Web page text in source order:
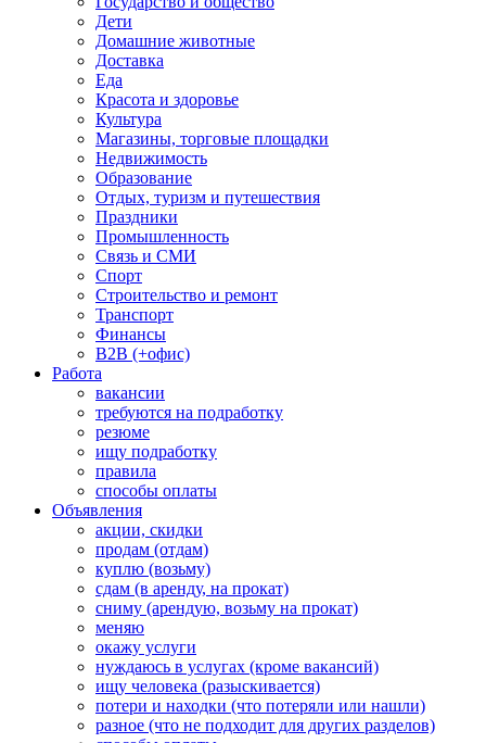
Дети
Домашние животные
Доставка
Еда
Красота и здоровье
Культура
Магазины, торговые площадки
Недвижимость
Образование
Отдых, туризм и путешествия
Праздники
Промышленность
Связь и СМИ
Спорт
Строительство и ремонт
Транспорт
Финансы
B2B (+офис)
Работа
вакансии
требуются на подработку
резюме
ищу подработку
правила
способы оплаты
Объявления
акции, скидки
продам (отдам)
куплю (возьму)
сдам (в аренду, на прокат)
сниму (арендую, возьму на прокат)
меняю
окажу услуги
нуждаюсь в услугах (кроме вакансий)
ищу человека (разыскивается)
потери и находки (что потеряли или нашли)
разное (что не подходит для других разделов)